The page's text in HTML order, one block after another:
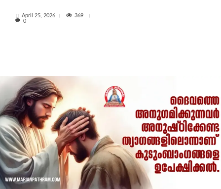
April 25, 2026
369
0